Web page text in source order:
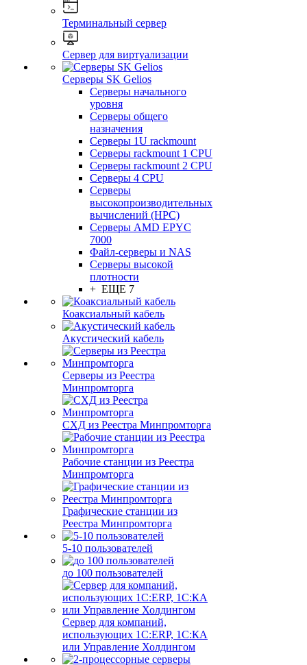
Терминальный сервер
Сервер для виртуализации
Серверы SK Gelios
Серверы начального
уровня
Серверы общего
назначения
Серверы 1U rackmount
Серверы rackmount 1 CPU
Серверы rackmount 2 CPU
Серверы 4 CPU
Серверы
высокопроизводительных
вычислений (HPC)
Серверы AMD EPYC
7000
Файл-серверы и NAS
Серверы высокой
плотности
+ ЕЩЕ 7
Коаксиальный кабель
Акустический кабель
Серверы из Реестра
Минпромторга
СХД из Реестра Минпромторга
Рабочие станции из Реестра
Минпромторга
Графические станции из
Реестра Минпромторга
5-10 пользователей
до 100 пользователей
Сервер для компаний,
использующих 1C:ERP, 1С:КА
или Управление Холдингом